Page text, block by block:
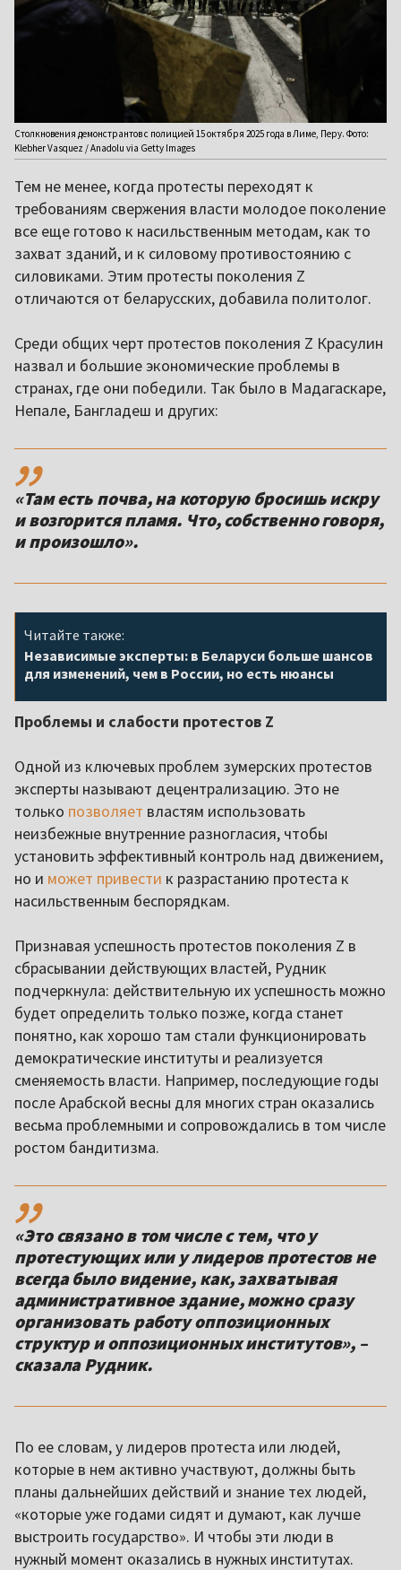
Столкновения демонстрантов с полицией 15 октября 2025 года в Лиме, Перу. Фото:
Klebher Vasquez / Anadolu via Getty Images
Тем не менее, когда протесты переходят к
требованиям свержения власти молодое поколение
все еще готово к насильственным методам, как то
захват зданий, и к силовому противостоянию с
силовиками. Этим протесты поколения Z
отличаются от беларусских, добавила политолог.
Среди общих черт протестов поколения Z Красулин
назвал и большие экономические проблемы в
странах, где они победили. Так было в Мадагаскаре,
Непале, Бангладеш и других:
,,
«Там есть почва, на которую бросишь искру
и возгорится пламя. Что, собственно говоря,
и произошло».
Читайте также:
Независимые эксперты: в Беларуси больше шансов
для изменений, чем в России, но есть нюансы
Проблемы и слабости протестов Z
Одной из ключевых проблем зумерских протестов
эксперты называют децентрализацию. Это не
только позволяет властям использовать
неизбежные внутренние разногласия, чтобы
установить эффективный контроль над движением,
но и может привести к разрастанию протеста к
насильственным беспорядкам.
Признавая успешность протестов поколения Z в
сбрасывании действующих властей, Рудник
подчеркнула: действительную их успешность можно
будет определить только позже, когда станет
понятно, как хорошо там стали функционировать
демократические институты и реализуется
сменяемость власти. Например, последующие годы
после Арабской весны для многих стран оказались
весьма проблемными и сопровождались в том числе
ростом бандитизма.
,,
«Это связано в том числе с тем, что у
протестующих или у лидеров протестов не
всегда было видение, как, захватывая
административное здание, можно сразу
организовать работу оппозиционных
структур и оппозиционных институтов», –
сказала Рудник.
По ее словам, у лидеров протеста или людей,
которые в нем активно участвуют, должны быть
планы дальнейших действий и знание тех людей,
«которые уже годами сидят и думают, как лучше
выстроить государство». И чтобы эти люди в
нужный момент оказались в нужных институтах.